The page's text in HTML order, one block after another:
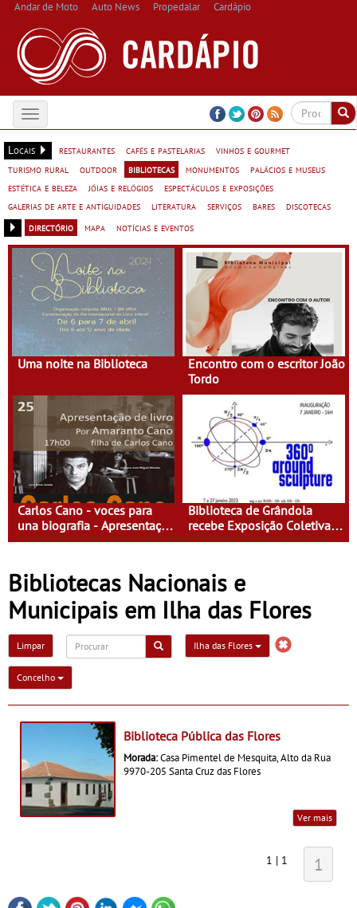
Andar de Moto Auto News Propedalar Cardápio
Toggle
navigation
Locais
restaurantes cafés e pastelarias
vinhos e gourmet
turismo rural
outdoor bibliotecas monumentos
palácios e museus
estética e beleza
jóias e relógios
espectáculos e exposições
galerias de arte e antiguidades
literatura serviços bares
discotecas
directório
mapa notícias e eventos
Uma noite na Biblioteca
Encontro com o escritor João
Tordo
Carlos Cano - voces para
una biografia - Apresentação
de livro
Biblioteca de Grândola
recebe Exposição Coletiva
de Escultura da Faculdade
around sculpture”
Bibliotecas Nacionais e
Municipais em Ilha das Flores
Limpar Ilha das Flores
Concelho
Biblioteca Pública das Flores
Morada:Casa Pimentel de Mesquita, Alto da Rua
9970-205 Santa Cruz das Flores
Ver mais
1 | 1 1